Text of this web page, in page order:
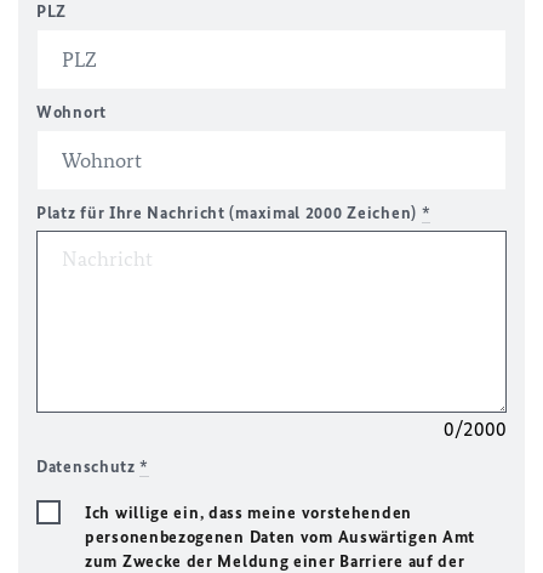
PLZ
Wohnort
Platz für Ihre Nachricht (maximal 2000 Zeichen) *
0/2000
Datenschutz*
Ich willige ein, dass meine vorstehenden
personenbezogenen Daten vom Auswärtigen Amt
zum Zwecke der Meldung einer Barriere auf der